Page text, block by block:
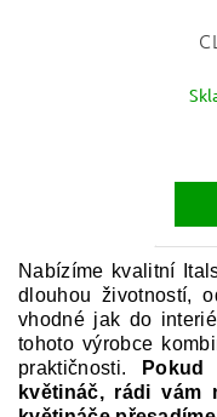
Nabízíme kvalitní
dlouhou životností,
vhodné jak do
tohoto výrobce
praktičnosti.
květináč, rádi vám